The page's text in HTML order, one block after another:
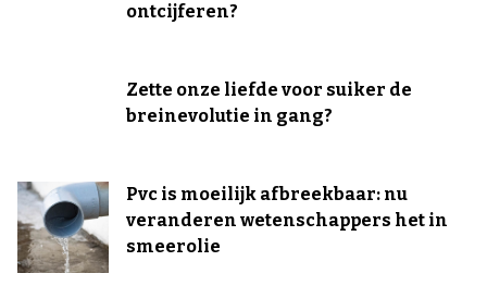
ontcijferen?
Zette onze liefde voor suiker de
breinevolutie in gang?
Pvc is moeilijk afbreekbaar: nu
veranderen wetenschappers het in
smeerolie